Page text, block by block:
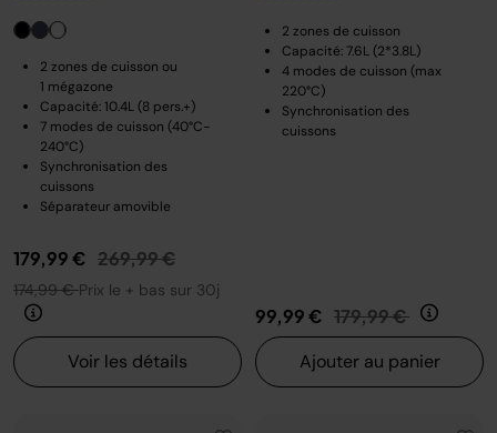
2 zones de cuisson ou
1 mégazone
Capacité: 10.4L (8 pers.+)
7 modes de cuisson (40°C-
240°C)
Synchronisation des
cuissons
Séparateur amovible
179,99 € Prix réduit de
269,99 €au
174,99 €Prix le + bas sur 30j
Voir les détails
2 zones de cuisson
Capacité: 7.6L (2*3.8L)
4 modes de cuisson (max
220°C)
Synchronisation des
cuissons
99,99 € Prix réduit de
179,99 € au
Ajouter au panier